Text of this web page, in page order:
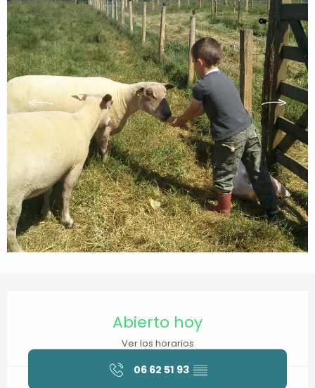
Abierto hoy
Ver los horarios
06 62 51 93 ▒▒